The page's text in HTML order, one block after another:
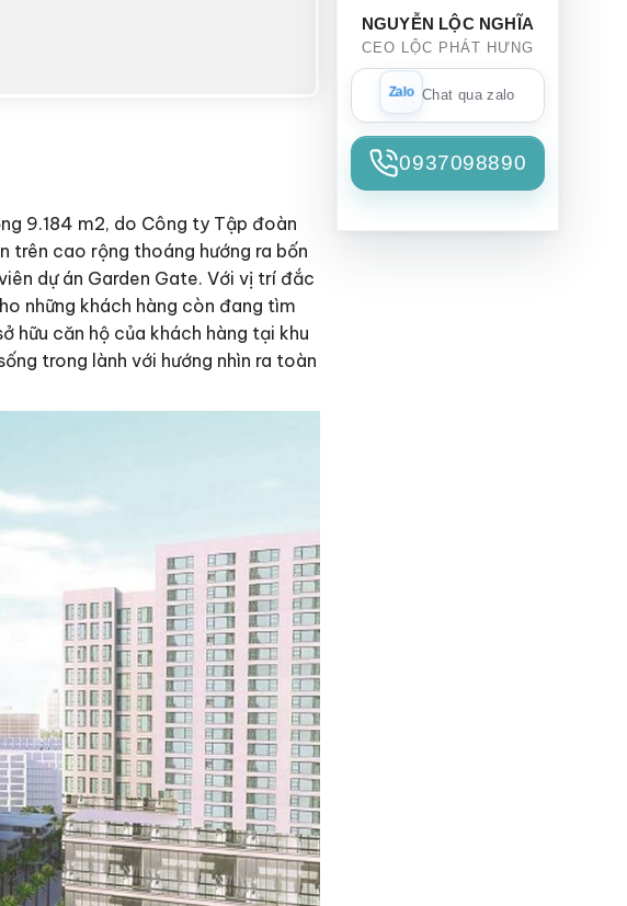
9.184 m2, do Công ty Tập đoàn
trên cao rộng thoáng hướng ra bốn
dự án Garden Gate. Với vị trí đắc
những khách hàng còn đang tìm
hữu căn hộ của khách hàng tại khu
trong lành với hướng nhìn ra toàn
NGUYỄN LỘC NGHĨA
CEO LỘC PHÁT HƯNG
Chat qua zalo
0937098890